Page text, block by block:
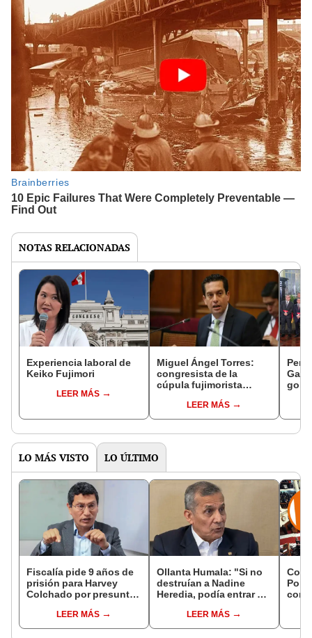
NOTAS RELACIONADAS
Experiencia laboral de
Keiko Fujimori
LEER MÁS
Miguel Ángel Torres:
congresista de la
cúpula fujimorista
del SenadoLEER MÁS
LO MÁS VISTO LO ÚLTIMO
Fiscalía pide 9 años de
prisión para Harvey
Colchado por presunta
incompatible y falsedad
ideológica
LEER MÁS
Ollanta Humala: "Si no
destruían a Nadine
Heredia, podía entrar en
LEER MÁS